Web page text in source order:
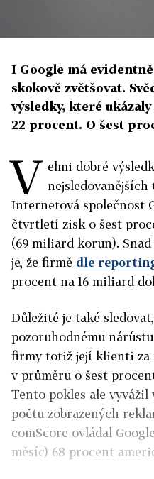
I Google má
skokově zvětšovat.
výsledky, které
22 procent. O šest
V elmi dobré
Internetová společnost
čtvrtletí zisk o šest
(69 miliard korun). Snad
je, že firmě dle
procent na 16 miliard
Důležité je také
pozoruhodnému
firmy totiž její klienti za
v průměru o šest
Tento pokles ale
počtu zobrazených
comScore ovládal
měsíc) 68 procent